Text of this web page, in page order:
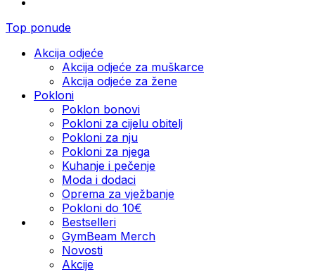
Top ponude
Akcija odjeće
Akcija odjeće za muškarce
Akcija odjeće za žene
Pokloni
Poklon bonovi
Pokloni za cijelu obitelj
Pokloni za nju
Pokloni za njega
Kuhanje i pečenje
Moda i dodaci
Oprema za vježbanje
Pokloni do 10€
Bestselleri
GymBeam Merch
Novosti
Akcije